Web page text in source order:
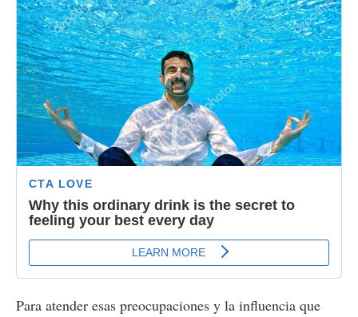
Para atender esas preocupaciones y la influencia que